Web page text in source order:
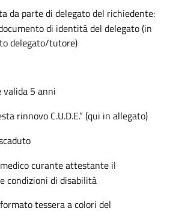
da parte di delegato del richiedente:
di identità del delegato (in
delegato/tutore)
5 anni
rinnovo C.U.D.E.” (qui in allegato)
curante attestante il
condizioni di disabilità
tessera a colori del